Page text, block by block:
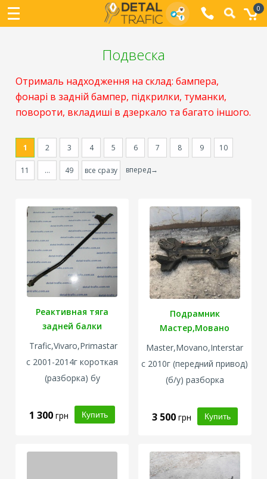
0
Подвеска
Отрималь надходження на склад: бампера,
фонарі в задній бампер, підкрилки, туманки,
повороти, вкладиші в дзеркало та багато іншого.
1 2 3 4 5 6 7 8 9 10
11 ... 49 все сразу вперед→
Реактивная тяга
задней балки
Trafic,Vivaro,Primastar
с 2001-2014гкороткая
(разборка) бу
1 300грн
Подрамник
Мастер,Мовано
Master,Movano,Interstar
с 2010г (передний привод)
(б/у) разборка
3 500 грн